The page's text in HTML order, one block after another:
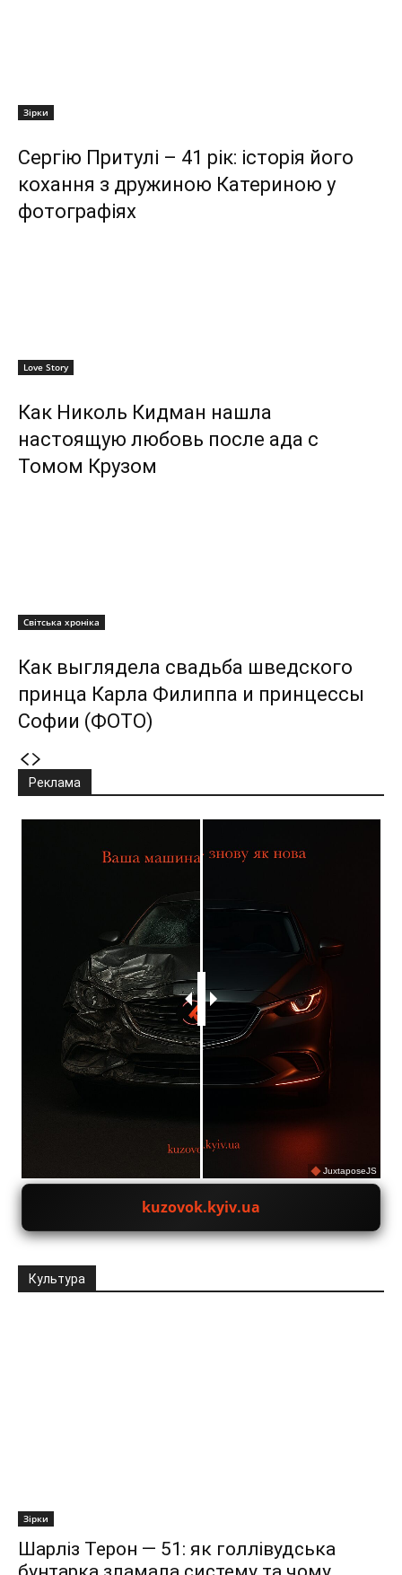
Зірки
Сергію Притулі – 41 рік: історія його
кохання з дружиною Катериною у
фотографіях
Love Story
Как Николь Кидман нашла
настоящую любовь после ада с
Томом Крузом
Світська хроніка
Как выглядела свадьба шведского
принца Карла Филиппа и принцессы
Софии (ФОТО)
Реклама
JuxtaposeJS
kuzovok.kyiv.ua
Культура
Зірки
Шарліз Терон — 51: як голлівудська